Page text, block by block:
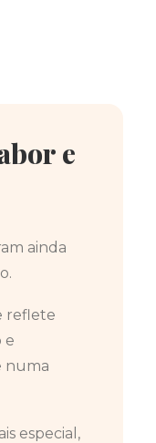
e
ainda
reflete
e
numa
especial,